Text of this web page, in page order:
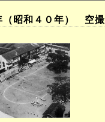
（昭和４０年） 空撮